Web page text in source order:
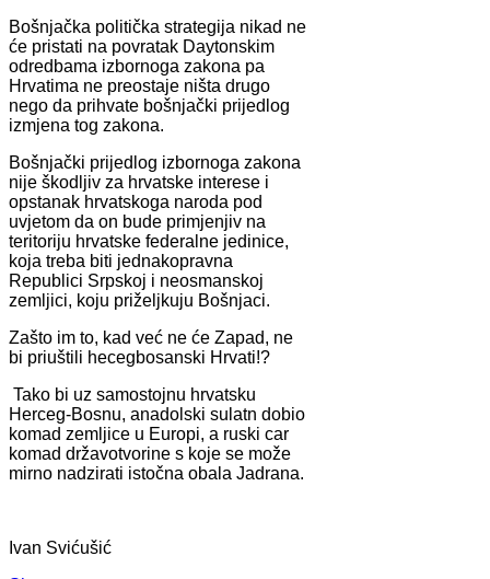
Bošnjačka politička strategija nikad ne
će pristati na povratak Daytonskim
odredbama izbornoga zakona pa
Hrvatima ne preostaje ništa drugo
nego da prihvate bošnjački prijedlog
izmjena tog zakona.
Bošnjački prijedlog izbornoga zakona
nije škodljiv za hrvatske interese i
opstanak hrvatskoga naroda pod
uvjetom da on bude primjenjiv na
teritoriju hrvatske federalne jedinice,
koja treba biti jednakopravna
Republici Srpskoj i neosmanskoj
zemljici, koju priželjkuju Bošnjaci.
Zašto im to, kad već ne će Zapad, ne
bi priuštili hecegbosanski Hrvati!?
Tako bi uz samostojnu hrvatsku
Herceg-Bosnu, anadolski sulatn dobio
komad zemljice u Europi, a ruski car
komad državotvorine s koje se može
mirno nadzirati istočna obala Jadrana.
Ivan Svićušić